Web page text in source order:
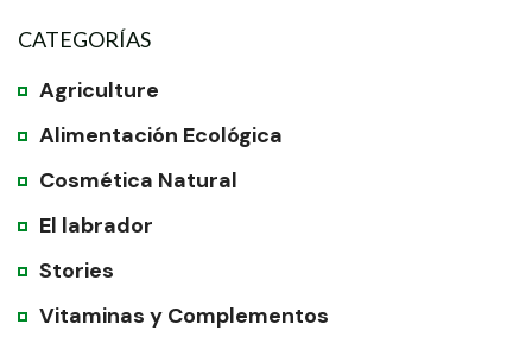
CATEGORÍAS
Agriculture
Alimentación Ecológica
Cosmética Natural
El labrador
Stories
Vitaminas y Complementos